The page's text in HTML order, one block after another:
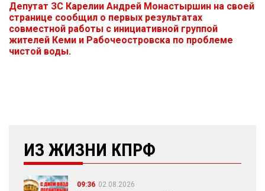
ИЗ ЖИЗНИ КПРФ
09:36 02.08.2026
Депутат ЗС Карелии Андрей Монастыршин на своей
странице сообщил о первых результатах
совместной работы с инициативной группой
жителей Кеми и Рабочеостровска по проблеме
чистой воды.